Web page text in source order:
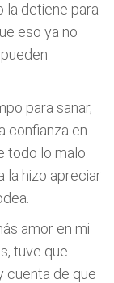
la detiene para
eso ya no
para sanar,
confianza en
todo lo malo
la hizo apreciar
amor en mi
tuve que
cuenta de que